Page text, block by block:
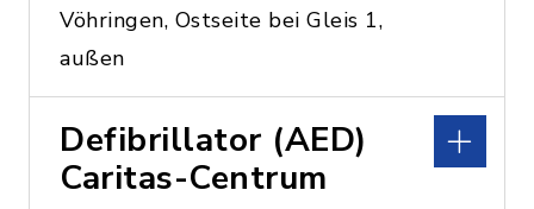
Vöhringen, Ostseite bei Gleis 1,
außen
Defibrillator (AED)
Caritas-Centrum